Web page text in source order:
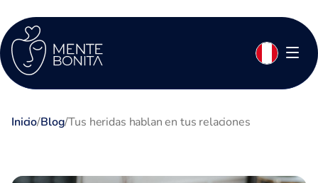
Inicio/Blog/Tus heridas hablan en tus relaciones